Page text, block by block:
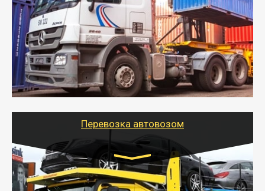
- Контейнерные грузоперевозки на специальном
оборудованном транспорте быстро, качественно и
безопасно.
- Наша транспортная компания поможет
организовать доставку в порт и из порта
стандартных контейнеров на контейнеровозе,
шаландах и площадках (открытых кузовах),
используя надежные крепления.
Перевозка автовозом
Цена за км. Рассчитывается